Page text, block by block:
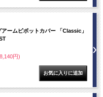
ームピボットカバー 「Classic」
円)